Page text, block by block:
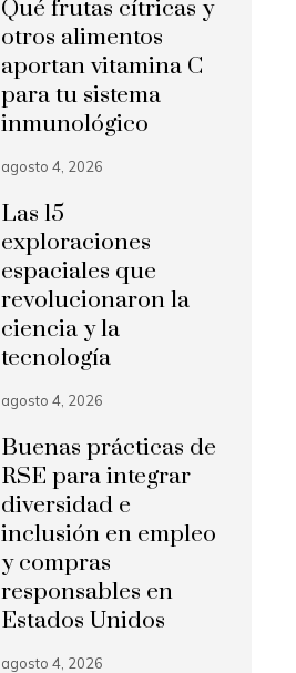
Qué frutas cítricas y
otros alimentos
aportan vitamina C
para tu sistema
inmunológico
agosto 4, 2026
Las 15
exploraciones
espaciales que
revolucionaron la
ciencia y la
tecnología
agosto 4, 2026
Buenas prácticas de
RSE para integrar
diversidad e
inclusión en empleo
y compras
responsables en
Estados Unidos
agosto 4, 2026